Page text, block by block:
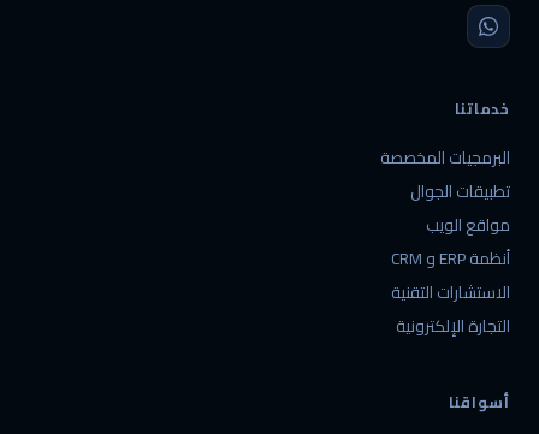
خدماتنا
البرمجيات المخصصة
تطبيقات الجوال
مواقع الويب
أنظمة ERP و CRM
الاستشارات التقنية
التجارة الإلكترونية
أسواقنا